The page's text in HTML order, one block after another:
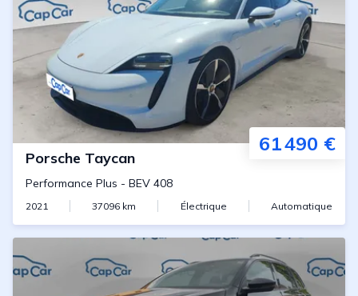
61 490 €
Porsche Taycan
Performance Plus - BEV 408
2021 37096 km Électrique Automatique